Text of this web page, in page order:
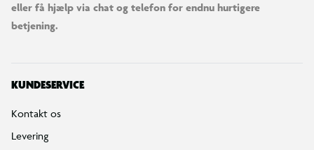
eller få hjælp via chat og telefon for endnu hurtigere
betjening.
KUNDESERVICE
Kontakt os
Levering